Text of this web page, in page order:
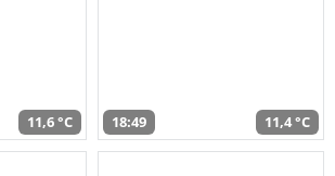
11,6 °C 18:49 11,4 °C